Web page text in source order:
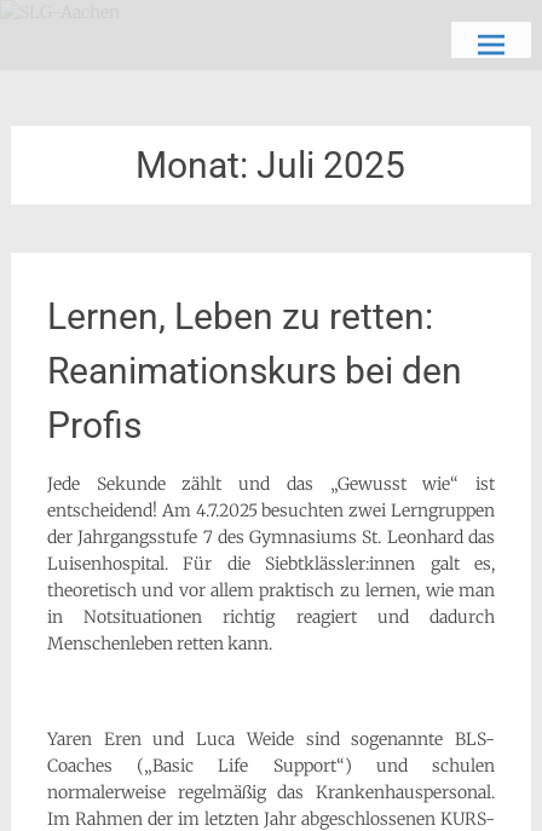
Monat:Juli 2025
Lernen, Leben zu retten:
Reanimationskurs bei den
Profis
Jede Sekunde zählt und das „Gewusst wie“ ist
entscheidend! Am 4.7.2025 besuchten zwei Lerngruppen
der Jahrgangsstufe 7 des Gymnasiums St. Leonhard das
Luisenhospital. Für die Siebtklässler:innen galt es,
theoretisch und vor allem praktisch zu lernen, wie man
in Notsituationen richtig reagiert und dadurch
Menschenleben retten kann.
Yaren Eren und Luca Weide sind sogenannte BLS-
Coaches („Basic Life Support“) und schulen
normalerweise regelmäßig das Krankenhauspersonal.
Im Rahmen der im letzten Jahr abgeschlossenen KURS-